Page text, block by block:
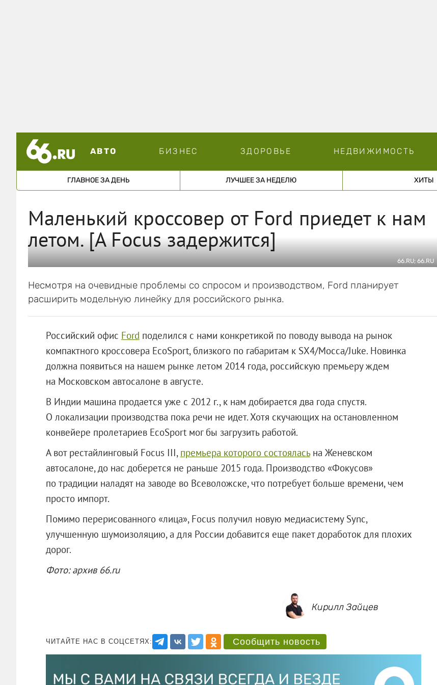
АВТО БИЗНЕС ЗДОРОВЬЕ НЕДВИЖИМОСТЬ
ГЛАВНОЕ ЗА ДЕНЬ ЛУЧШЕЕ ЗА НЕДЕЛЮ ХИТЫ
Маленький кроссовер от Ford приедет к нам
летом. [А Focus задержится]
66.RU; 66.RU
Несмотря на очевидные проблемы со спросом и производством, Ford планирует
расширить модельную линейку для российского рынка.
Российский офис Ford поделился с нами конкретикой по поводу вывода на рынок
компактного кроссовера EcoSport, близкого по габаритам к SX4/Mocca/Juke. Новинка
должна появиться на нашем рынке летом 2014 года, российскую премьеру ждем
на Московском автосалоне в августе.
В Индии машина продается уже с 2012 г., к нам добирается два года спустя.
О локализации производства пока речи не идет. Хотя скучающих на остановленном
конвейере пролетариев EcoSport мог бы загрузить работой.
А вот рестайлинговый Focus III, премьера которого состояласьна Женевском
автосалоне, до нас доберется не раньше 2015 года. Производство «Фокусов»
по традиции наладят на заводе во Всеволожске, что потребует больше времени, чем
просто импорт.
Помимо перерисованного «лица», Focus получил новую медиасистему Sync,
улучшенную шумоизоляцию, а для России добавится еще пакет доработок для плохих
дорог.
Фото: архив 66.ru
Кирилл Зайцев
ЧИТАЙТЕ НАС В СОЦСЕТЯХ: Сообщить новость